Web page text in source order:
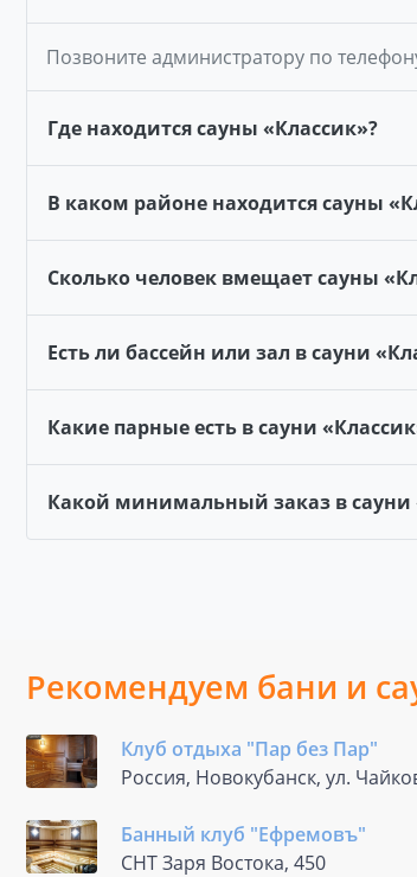
Позвоните администратору по
Где находится сауны «Классик»?
В каком районе находится сауны
Сколько человек вмещает сауны
Есть ли бассейн или зал в сауни
Какие парные есть в сауни
Какой минимальный заказ в сауни
Рекомендуем бани и
Клуб отдыха "Пар без Пар"
Россия, Новокубанск, ул.
Банный клуб "Ефремовъ"
СНТ Заря Востока, 450